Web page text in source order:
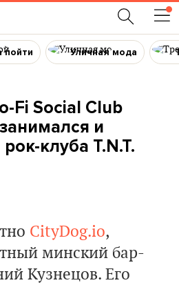
пойти Уличная мода
Fi Social Club
и
клуба T.N.T.
CityDog.io,
минский бар-
Кузнецов. Его